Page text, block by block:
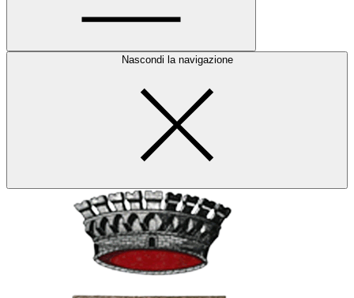
Nascondi la navigazione